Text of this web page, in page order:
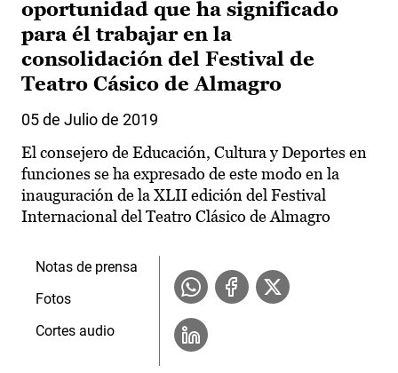
oportunidad que ha significado
para él trabajar en la
consolidación del Festival de
Teatro Cásico de Almagro
05 de Julio de 2019
El consejero de Educación, Cultura y Deportes en
funciones se ha expresado de este modo en la
inauguración de la XLII edición del Festival
Internacional del Teatro Clásico de Almagro
Notas de prensa
Fotos
Cortes audio